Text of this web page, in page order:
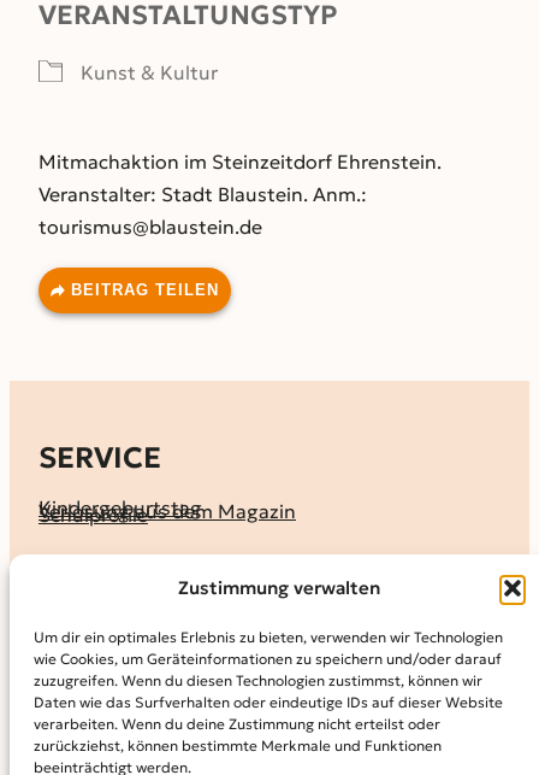
Zustimmung verwalten
Um dir ein optimales Erlebnis zu bieten, verwenden wir Technologien
wie Cookies, um Geräteinformationen zu speichern und/oder darauf
zuzugreifen. Wenn du diesen Technologien zustimmst, können wir
Daten wie das Surfverhalten oder eindeutige IDs auf dieser Website
verarbeiten. Wenn du deine Zustimmung nicht erteilst oder
zurückziehst, können bestimmte Merkmale und Funktionen
beeinträchtigt werden.
VERANSTALTUNGSTYP
Kunst & Kultur
Mitmachaktion im Steinzeitdorf Ehrenstein.
Veranstalter: Stadt Blaustein. Anm.:
tourismus@blaustein.de
BEITRAG TEILEN
SERVICE
Kindergeburtstag
Verlosung aus dem Magazin
Schulprofile
KALENDER
MAGAZIN
KidS-Ausgaben online lesen
Abonnement
Archiv